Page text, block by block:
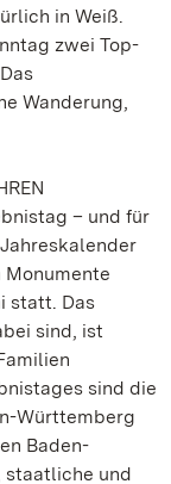
in Weiß.
zwei Top-
Wanderung,
– und für
statt. Das
sind, ist
sind die
Württemberg
Baden-
staatliche und